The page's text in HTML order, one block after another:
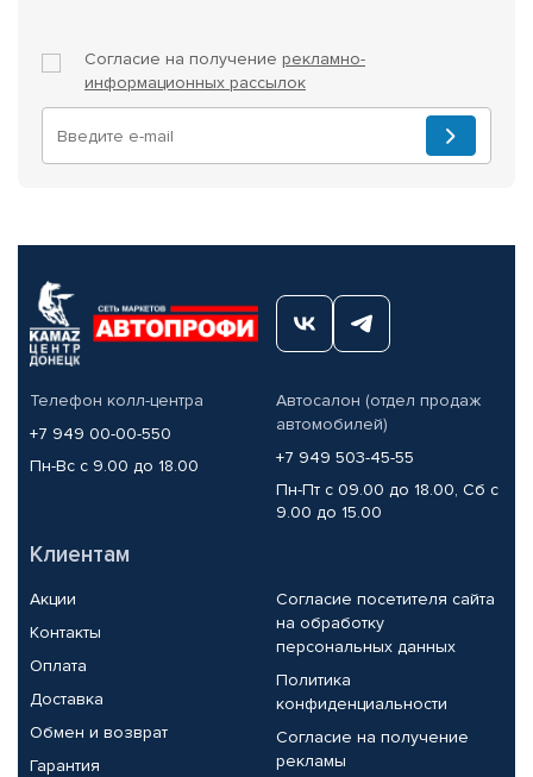
Согласие на получение рекламно-
информационных рассылок
Телефон колл-центра
+7 949 00-00-550
Пн-Вс с 9.00 до 18.00
Автосалон (отдел продаж
автомобилей)
+7 949 503-45-55
Пн-Пт с 09.00 до 18.00, Сб с
9.00 до 15.00
Клиентам
Акции
Контакты
Оплата
Доставка
Обмен и возврат
Гарантия
Согласие посетителя сайта
на обработку
персональных данных
Политика
конфиденциальности
Согласие на получение
рекламы